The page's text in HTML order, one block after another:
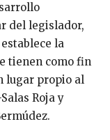
del legislador,
la
tienen como fin
lugar propio al
Roja y